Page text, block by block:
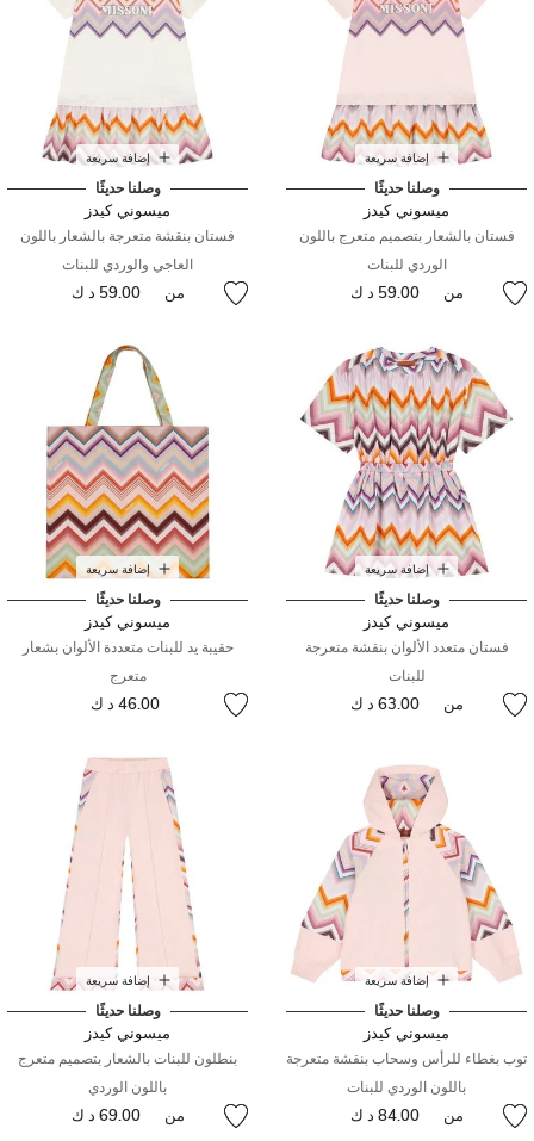
إضافة سريعة
وصلنا حديثًا
ميسوني كيدز
فستان بالشعار بتصميم متعرج باللون
الوردي للبنات
من 59.00 د ك
إضافة سريعة
وصلنا حديثًا
ميسوني كيدز
فستان بنقشة متعرجة بالشعار باللون
العاجي والوردي للبنات
من 59.00 د ك
إضافة سريعة
وصلنا حديثًا
ميسوني كيدز
فستان متعدد الألوان بنقشة متعرجة
للبنات
من 63.00 د ك
إضافة سريعة
وصلنا حديثًا
ميسوني كيدز
حقيبة يد للبنات متعددة الألوان بشعار
متعرج
46.00 د ك
إضافة سريعة
وصلنا حديثًا
ميسوني كيدز
توب بغطاء للرأس وسحاب بنقشة متعرجة
باللون الوردي للبنات
من 84.00 د ك
إضافة سريعة
وصلنا حديثًا
ميسوني كيدز
بنطلون للبنات بالشعار بتصميم متعرج
باللون الوردي
من 69.00 د ك